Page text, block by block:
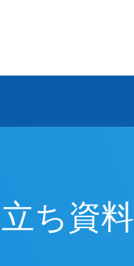
ち資料